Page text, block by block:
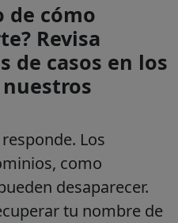
de cómo
Revisa
de casos en los
Los
como
desaparecer.
tu nombre de